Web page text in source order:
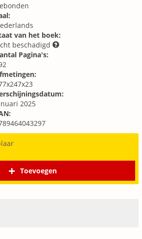
van het boek:
beschadigd
Pagina's:
2025
Toevoegen